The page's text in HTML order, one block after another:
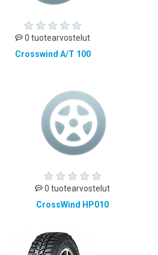
0 tuotearvostelut
Crosswind A/T 100
0 tuotearvostelut
CrossWind HP010